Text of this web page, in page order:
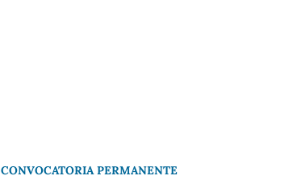
CONVOCATORIA PERMANENTE